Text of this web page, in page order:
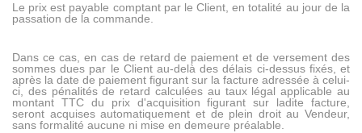
Le prix est payable comptant par le Client, en totalité au jour de la
passation de la commande.
Dans ce cas, en cas de retard de paiement et de versement des
sommes dues par le Client au-delà des délais ci-dessus fixés, et
après la date de paiement figurant sur la facture adressée à celui-
ci, des pénalités de retard calculées au taux légal applicable au
montant TTC du prix d'acquisition figurant sur ladite facture,
seront acquises automatiquement et de plein droit au Vendeur,
sans formalité aucune ni mise en demeure préalable.